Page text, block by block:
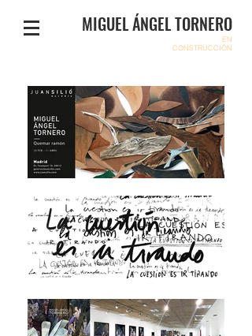
MIGUEL ÁNGEL TORNERO
EN
CONSTRUCCIÓN